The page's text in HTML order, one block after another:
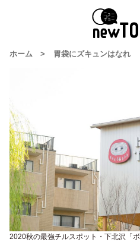
ホーム > 胃袋にズキュンはなれ
2020秋の最強チルスポット・下北沢「